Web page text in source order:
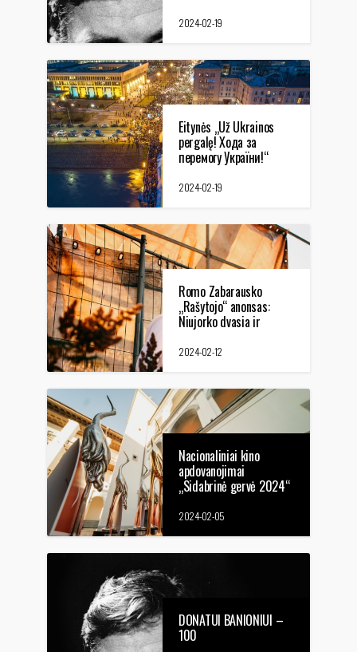
2024-02-19
Eitynės „Už Ukrainos
pergalę! Хода за
перемогу України!“
2024-02-19
Romo Zabarausko
„Rašytojo“ anonsas:
Niujorko dvasia ir
2024-02-12
Nacionaliniai kino
apdovanojimai
„Sidabrinė gervė 2024“
skelbia paraiškų
priėmimo pradžią
2024-02-05
DONATUI BANIONIUI –
100